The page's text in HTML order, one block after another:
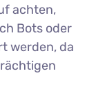
achten,
Bots oder
werden, da